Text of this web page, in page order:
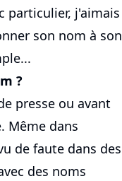
particulier, j'aimais
son nom à son
?
presse ou avant
Même dans
de faute dans des
des noms